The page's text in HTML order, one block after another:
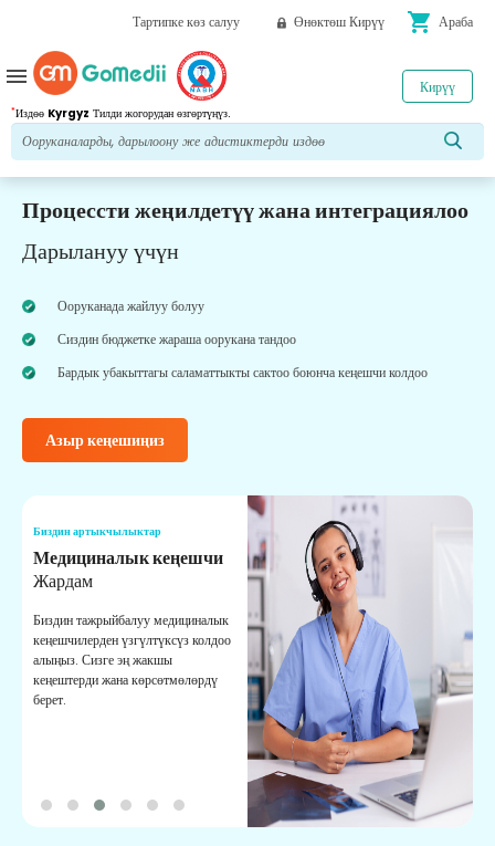
Тартипке көз салуу Өнөктөш Кирүү shopping_cart Араба
*Издөө Kyrgyz Тилди жогорудан өзгөртүңүз.
Кирүү
menu
Процессти жеңилдетүү жана интеграциялоо
Дарылануу үчүн
Ооруканада жайлуу болуу
Сиздин бюджетке жараша оорукана тандоо
Бардык убакыттагы саламаттыкты сактоо боюнча кеңешчи колдоо
Азыр кеңешиңиз
Биздин артыкчылыктар
Медициналык кеңешчи
Жардам
Биздин тажрыйбалуу медициналык
кеңешчилерден үзгүлтүксүз колдоо
алыңыз. Сизге эң жакшы
кеңештерди жана көрсөтмөлөрдү
берет.